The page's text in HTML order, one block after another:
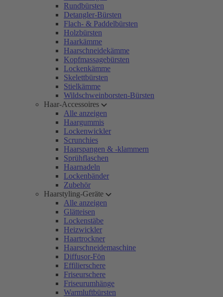
Rundbürsten
Detangler-Bürsten
Flach- & Paddelbürsten
Holzbürsten
Haarkämme
Haarschneidekämme
Kopfmassagebürsten
Lockenkämme
Skelettbürsten
Stielkämme
Wildschweinborsten-Bürsten
Haar-Accessoires
Alle anzeigen
Haargummis
Lockenwickler
Scrunchies
Haarspangen & -klammern
Sprühflaschen
Haarnadeln
Lockenbänder
Zubehör
Haarstyling-Geräte
Alle anzeigen
Glätteisen
Lockenstäbe
Heizwickler
Haartrockner
Haarschneidemaschine
Diffusor-Fön
Effilierschere
Friseurschere
Friseurumhänge
Warmluftbürsten